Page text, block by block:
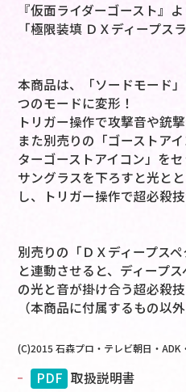
『仮面ライダーゴースト』よ
「極限装填 ＤＸディープス
本商品は、「ソードモード
つのモードに変形！
トリガー操作で攻撃音や銃
また別売りの「ゴーストア
ターゴーストアイコン」を
サングラスを下ろすと光と
し、トリガー操作で超必殺技
別売りの「ＤＸディープスペ
と連動させると、ディープ
の光と音が掛け合う超必殺技
（本商品に付属するもの以
(C)2015 石森プロ・テレビ朝日・ADK
PDF 取扱説明書